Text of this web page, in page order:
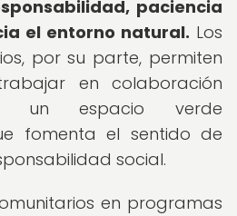
paciencia
el entorno natural. Los
por su parte, permiten
en colaboración
un espacio verde
fomenta el sentido de
social.
en programas